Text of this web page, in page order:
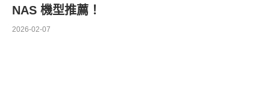
NAS 機型推薦！
2026-02-07